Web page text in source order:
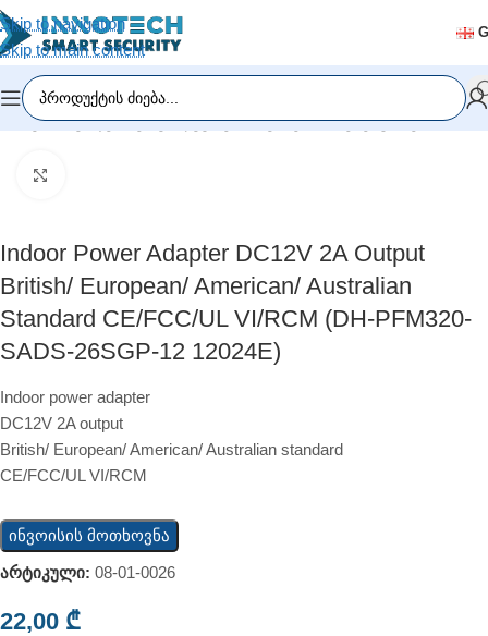
Skip to navigation
Skip to main content
მთავარი/ვიდეომეთვალყურეობა/კამერის აქსესუარები
Indoor Power Adapter DC12V 2A Output
British/ European/ American/ Australian
Standard CE/FCC/UL VI/RCM (DH-PFM320-
SADS-26SGP-12 12024E)
Indoor power adapter
DC12V 2A output
British/ European/ American/ Australian standard
CE/FCC/UL VI/RCM
ინვოისის მოთხოვნა
არტიკული: 08-01-0026
22,00 ₾